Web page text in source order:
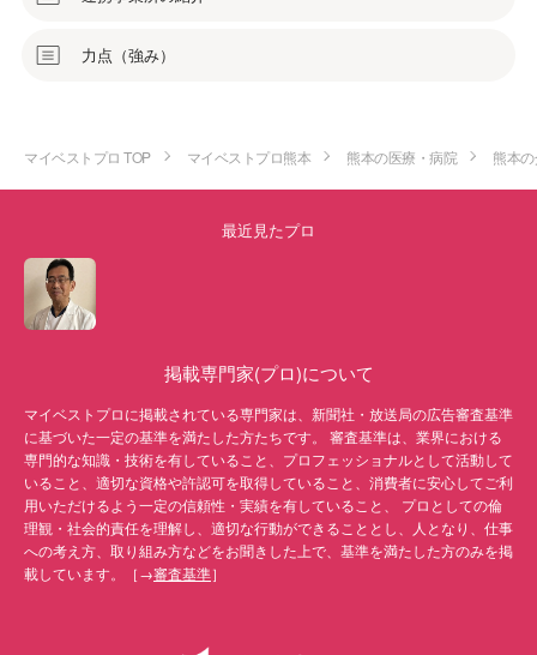
社会福祉法人ライン工房（職員研修）
熊本県テニス協会（国体強化ジュニア選手へのコンディショニング）
2005
社団法人熊本県介護福祉士会
2004—2006
B-smile研究科（エアロビクス・インストラクター）
【福祉職対象講座】
個別機能訓練の方法論
ADL維持等加算の算定方法
2008-2011
植木町社会福祉協議会ホームヘルパー研修
【市民対象講座】
2008—2009
熊日サービス開発 ＜熟年講座＞
2004
社会保険センター ＜介護教室＞
力点（強み）
マイベストプロ TOP マイベストプロ熊本 熊本の医療・病院 熊本
最近見たプロ
掲載専門家(プロ)について
マイベストプロに掲載されている専門家は、新聞社・放送局の広告審査基準
に基づいた一定の基準を満たした方たちです。 審査基準は、業界における
専門的な知識・技術を有していること、プロフェッショナルとして活動して
いること、適切な資格や許認可を取得していること、消費者に安心してご利
用いただけるよう一定の信頼性・実績を有していること、 プロとしての倫
理観・社会的責任を理解し、適切な行動ができることとし、人となり、仕事
への考え方、取り組み方などをお聞きした上で、基準を満たした方のみを掲
載しています。［→審査基準］